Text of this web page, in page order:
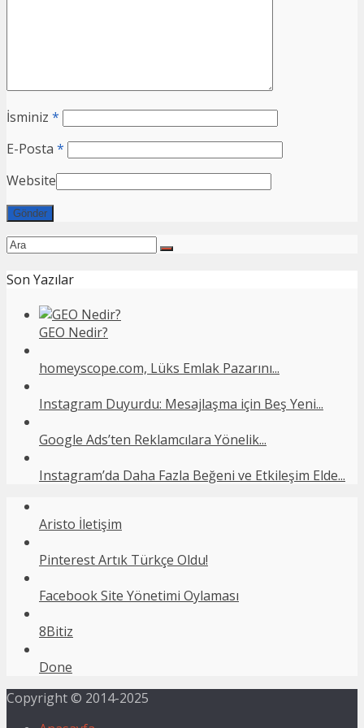
İsminiz *
E-Posta *
Website
Son Yazılar
GEO Nedir?
homeyscope.com, Lüks Emlak Pazarını...
Instagram Duyurdu: Mesajlaşma için Beş Yeni...
Google Ads’ten Reklamcılara Yönelik...
Instagram’da Daha Fazla Beğeni ve Etkileşim Elde...
Aristo İletişim
Pinterest Artık Türkçe Oldu!
Facebook Site Yönetimi Oylaması
8Bitiz
Done
Copyright © 2014-2025